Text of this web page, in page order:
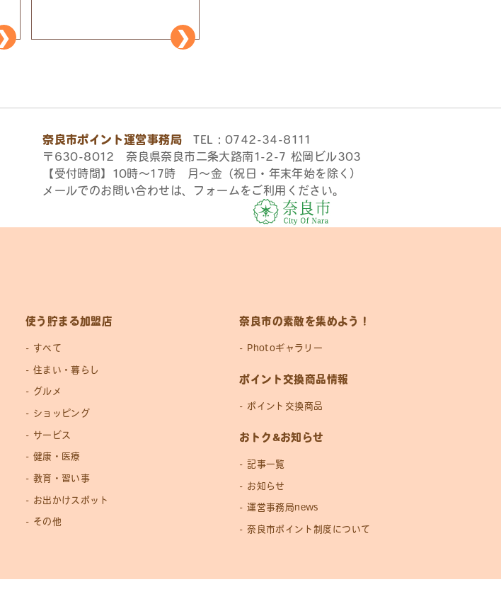
奈良市ポイント運営事務局 TEL：0742-34-8111
〒630-8012 奈良県奈良市二条大路南1-2-7 松岡ビル303
【受付時間】10時〜17時 月〜金（祝日・年末年始を除く）
メールでのお問い合わせは、フォームをご利用ください。
使う貯まる加盟店
すべて
住まい・暮らし
グルメ
ショッピング
サービス
健康・医療
教育・習い事
お出かけスポット
その他
奈良市の素敵を集めよう！
Photoギャラリー
ポイント交換商品情報
ポイント交換商品
おトク&お知らせ
記事一覧
お知らせ
運営事務局news
奈良市ポイント制度について